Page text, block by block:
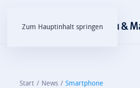
Zum Hauptinhalt springen
Start News Smartphone